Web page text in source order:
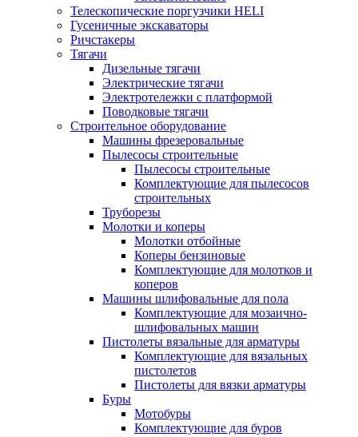
Телескопические поргузчики HELI
Гусеничные экскаваторы
Ричстакеры
Тягачи
Дизельные тягачи
Электрические тягачи
Электротележки с платформой
Поводковые тягачи
Строительное оборудование
Машины фрезеровальные
Пылесосы строительные
Пылесосы строительные
Комплектующие для пылесосов
строительных
Труборезы
Молотки и коперы
Молотки отбойные
Коперы бензиновые
Комплектующие для молотков и
коперов
Машины шлифовальные для пола
Комплектующие для мозаично-
шлифовальных машин
Пистолеты вязальные для арматуры
Комплектующие для вязальных
пистолетов
Пистолеты для вязки арматуры
Буры
Мотобуры
Комплектующие для буров